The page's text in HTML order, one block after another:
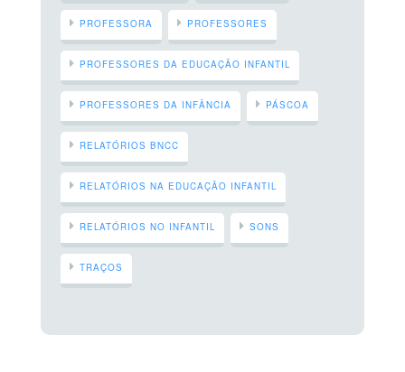
PROFESSORA PROFESSORES
PROFESSORES DA EDUCAÇÃO INFANTIL
PROFESSORES DA INFÂNCIA PÁSCOA
RELATÓRIOS BNCC
RELATÓRIOS NA EDUCAÇÃO INFANTIL
RELATÓRIOS NO INFANTIL SONS
TRAÇOS